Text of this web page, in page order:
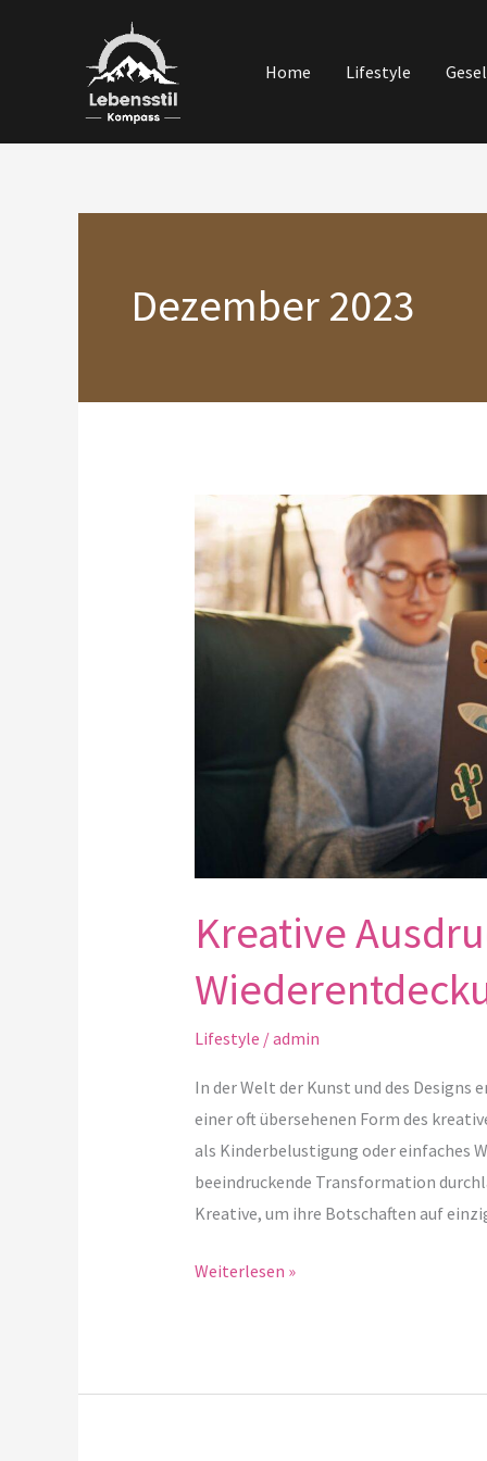
Home Lifestyle
Dezember 2023
Kreative
Lifestyle /admin
In der Welt der Kunst und des Designs
einer oft übersehenen Form des
als Kinderbelustigung oder einfaches
beeindruckende Transformation
Kreative, um ihre Botschaften auf
Ausdrucksformen:
Die
Wiederentdeckung
Weiterlesen »